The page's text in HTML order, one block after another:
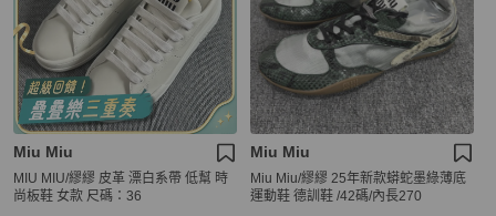
Miu Miu
MIU MIU/繆繆 皮革 漂白系帶 低幫 時
尚板鞋 女款 尺碼：36
Miu Miu
Miu Miu/繆繆 25年新款蟒蛇墨綠薄底
運動鞋 德訓鞋 /42碼/內長270